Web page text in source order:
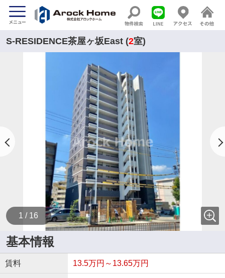
S-RESIDENCE茶屋ヶ坂East (2室)
1 / 16
基本情報
賃料 13.5万円～13.65万円